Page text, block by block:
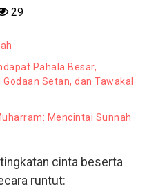
29
Pahala Besar,
Setan, dan Tawakal
Mencintai Sunnah
cinta beserta
runtut: